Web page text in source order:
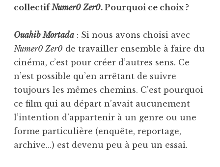
collectifNumer0 Zer0. Pourquoi ce choix ?
Ouahib Mortada : Si nous avons choisi avec
Numer0 Zer0 de travailler ensemble à faire du
cinéma, c’est pour créer d’autres sens. Ce
n’est possible qu’en arrêtant de suivre
toujours les mêmes chemins. C’est pourquoi
ce film qui au départ n’avait aucunement
l’intention d’appartenir à un genre ou une
forme particulière (enquête, reportage,
archive…) est devenu peu à peu un essai.